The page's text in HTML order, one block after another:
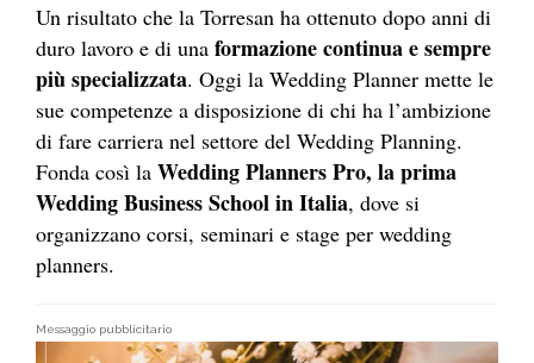
Un risultato che la Torresan ha ottenuto dopo anni di
duro lavoro e di una formazione continua e sempre
più specializzata. Oggi la Wedding Planner mette le
sue competenze a disposizione di chi ha l’ambizione
di fare carriera nel settore del Wedding Planning.
Fonda così la Wedding Planners Pro, la prima
Wedding Business School in Italia, dove si
organizzano corsi, seminari e stage per wedding
planners.
Messaggio pubblicitario